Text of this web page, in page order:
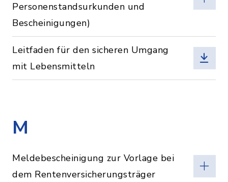
Personenstandsurkunden und
Bescheinigungen)
Leitfaden für den sicheren Umgang
mit Lebensmitteln
M
Meldebescheinigung zur Vorlage bei
dem Rentenversicherungsträger